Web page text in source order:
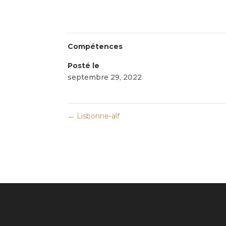
Compétences
Posté le
septembre 29, 2022
← Lisbonne-alf